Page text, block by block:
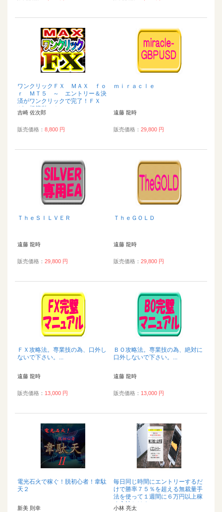
ワンクリックＦＸ ＭＡＸ ｆｏ
ｒ ＭＴ５ ～ エントリー＆決
済がワンクリックで完了！ＦＸ
が、超簡単に！...
吉崎 佐次郎
販売価格： 8,800 円
ｍｉｒａｃｌｅ
遠藤 龍時
販売価格： 29,800 円
ＴｈｅＳＩＬＶＥＲ
遠藤 龍時
販売価格： 29,800 円
ＴｈｅＧＯＬＤ
遠藤 龍時
販売価格： 29,800 円
ＦＸ攻略法。専業技の為、口外し
ないで下さい。...
遠藤 龍時
販売価格： 13,000 円
ＢＯ攻略法。専業技の為、絶対に
口外しないで下さい。...
遠藤 龍時
販売価格： 13,000 円
電光石火で稼ぐ！脱初心者！韋駄
天２
新美 則幸
毎日同じ時間にエントリーするだ
けで勝率７５％を超える無裁量手
法を使って１週間に６万円以上稼
ぐ方法とは？...
小林 亮太